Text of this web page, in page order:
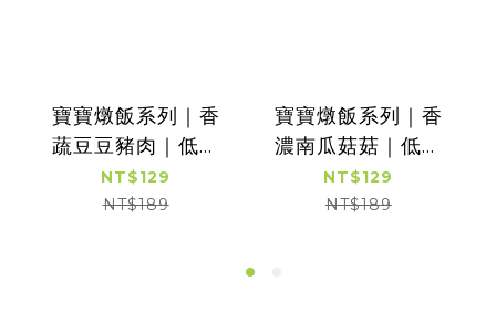
寶寶燉飯系列｜香
蔬豆豆豬肉｜低鈉
寶寶料理盒｜單盒
入｜適合1歲以上｜
NT$129
NT$189
寶寶燉飯系列｜香
濃南瓜菇菇｜低鈉
寶寶料理盒｜單盒
入｜適合1歲以上｜
NT$129
NT$189